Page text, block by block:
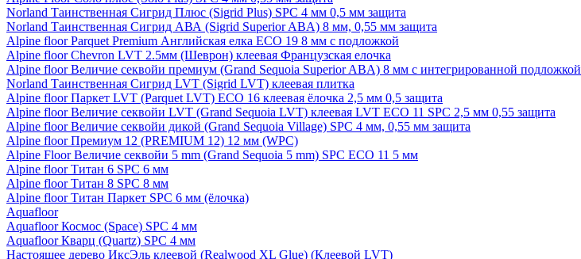
Norland Таинственная Сигрид Плюс (Sigrid Plus) SPC 4 мм 0,5 мм защита
Norland Таинственная Сигрид АВА (Sigrid Superior ABA) 8 мм, 0,55 мм защита
Alpine floor Parquet Premium Английская елка ECO 19 8 мм с подложкой
Alpine floor Chevron LVT 2.5мм (Шеврон) клеевая Французская елочка
Alpine floor Величие секвойи премиум (Grand Sequoia Superior ABA) 8 мм с интегрированной подложкой
Norland Таинственная Сигрид LVT (Sigrid LVT) клеевая плитка
Alpine floor Паркет LVT (Parquet LVT) ECO 16 клеевая ёлочка 2,5 мм 0,5 защита
Alpine floor Величие секвойи LVT (Grand Sequoia LVT) клеевая LVT ECO 11 SPC 2,5 мм 0,55 защита
Alpine floor Величие секвойи дикой (Grand Sequoia Village) SPC 4 мм, 0,55 мм защита
Alpine floor Премиум 12 (PREMIUM 12) 12 мм (WPC)
Alpine Floor Величие секвойи 5 mm (Grand Sequoia 5 mm) SPC ECO 11 5 мм
Alpine floor Титан 6 SPC 6 мм
Alpine floor Титан 8 SPC 8 мм
Alpine floor Титан Паркет SPC 6 мм (ёлочка)
Aquafloor
Aquafloor Космос (Space) SPC 4 мм
Aquafloor Кварц (Quartz) SPC 4 мм
Настоящее дерево ИксЭль клеевой (Realwood XL Glue) (Клеевой LVT)